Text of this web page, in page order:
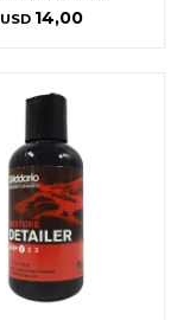
USD 14,00